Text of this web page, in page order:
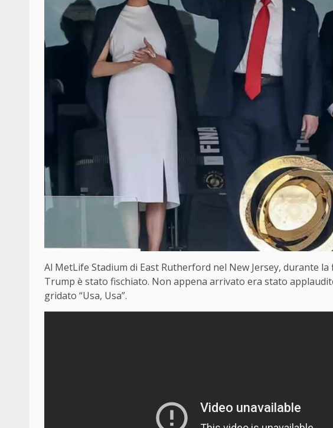
Al MetLife Stadium di East Rutherford nel New Jersey, durante
Trump è stato fischiato. Non appena arrivato era stato
gridato “Usa, Usa”.